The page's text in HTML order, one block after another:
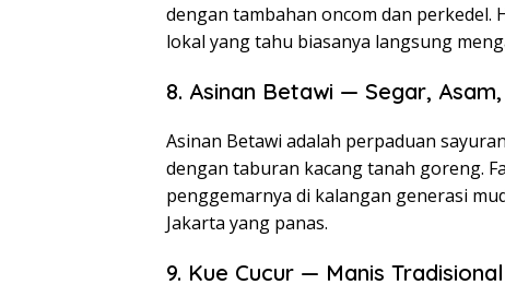
dengan tambahan oncom dan
lokal yang tahu biasanya langsung
8. Asinan Betawi — Segar,
Asinan Betawi adalah perpaduan
dengan taburan kacang tanah goreng.
penggemarnya di kalangan generasi
Jakarta yang panas.
9. Kue Cucur — Manis